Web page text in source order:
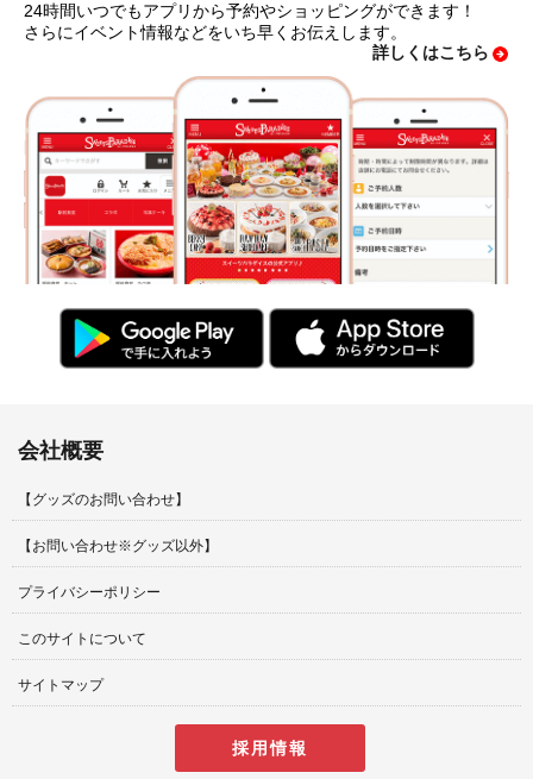
24時間いつでもアプリから予約やショッピングができます！
さらにイベント情報などをいち早くお伝えします。
詳しくはこちら
会社概要
【グッズのお問い合わせ】
【お問い合わせ※グッズ以外】
プライバシーポリシー
このサイトについて
サイトマップ
採用情報